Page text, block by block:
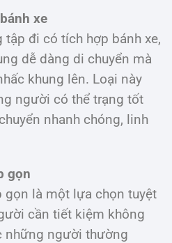
xe
tập đi có tích hợp bánh xe,
dễ dàng di chuyển mà
khung lên. Loại này
người có thể trạng tốt
nhanh chóng, linh
gọn
gọn là một lựa chọn tuyệt
cần tiết kiệm không
những người thường